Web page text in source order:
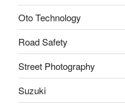
Oto Technology
Road Safety
Street Photography
Suzuki